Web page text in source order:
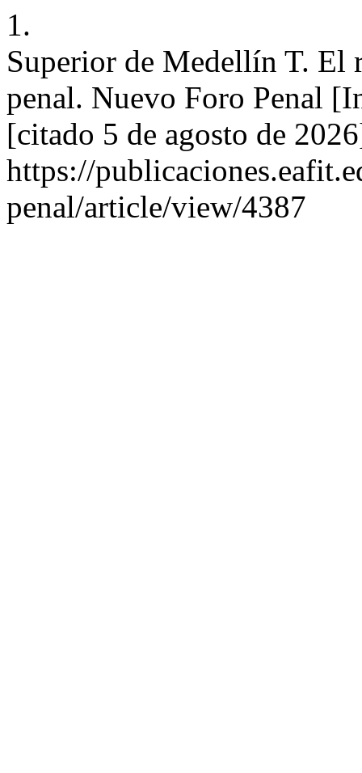
1.
Superior de Medellín T. El
penal. Nuevo Foro Penal
[citado 5 de agosto de
https://
penal/article/view/4387